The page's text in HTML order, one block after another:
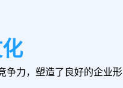
争力，塑造了良好的企业